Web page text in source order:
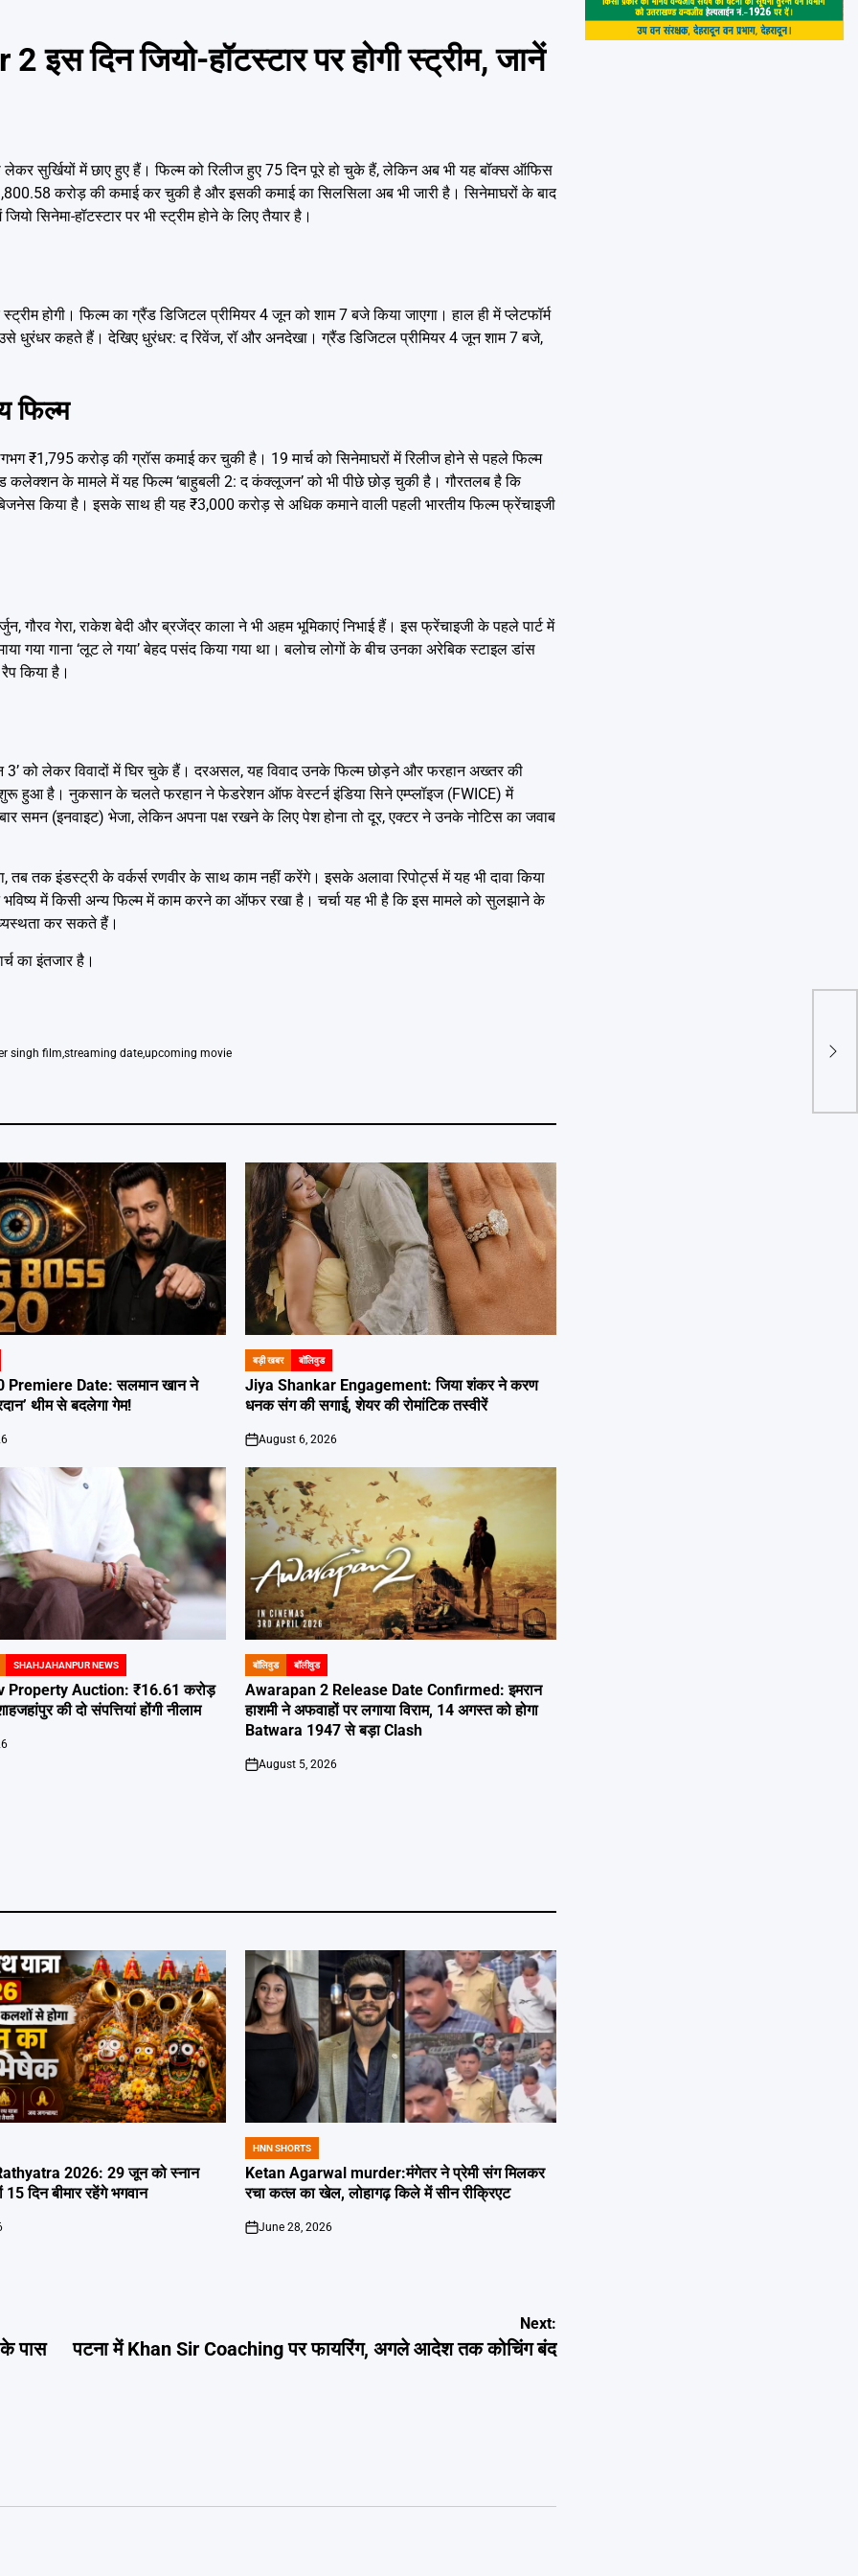
दिन जियो-हॉटस्टार पर होगी स्ट्रीम, जानें
लेकर सुर्खियों में छाए हुए हैं। फिल्म को रिलीज हुए 75 दिन पूरे हो चुके हैं, लेकिन अब भी यह बॉक्स ऑफिस
करोड़ की कमाई कर चुकी है और इसकी कमाई का सिलसिला अब भी जारी है। सिनेमाघरों के बाद
सिनेमा-हॉटस्टार पर भी स्ट्रीम होने के लिए तैयार है।
होगी। फिल्म का ग्रैंड डिजिटल प्रीमियर 4 जून को शाम 7 बजे किया जाएगा। हाल ही में प्लेटफॉर्म
धुरंधर कहते हैं। देखिए धुरंधर: द रिवेंज, रॉ और अनदेखा। ग्रैंड डिजिटल प्रीमियर 4 जून शाम 7 बजे,
फिल्म
₹1,795 करोड़ की ग्रॉस कमाई कर चुकी है। 19 मार्च को सिनेमाघरों में रिलीज होने से पहले फिल्म
कलेक्शन के मामले में यह फिल्म ‘बाहुबली 2: द कंक्लूजन’ को भी पीछे छोड़ चुकी है। गौरतलब है कि
किया है। इसके साथ ही यह ₹3,000 करोड़ से अधिक कमाने वाली पहली भारतीय फिल्म फ्रेंचाइजी
गौरव गेरा, राकेश बेदी और ब्रजेंद्र काला ने भी अहम भूमिकाएं निभाई हैं। इस फ्रेंचाइजी के पहले पार्ट में
गया गाना ‘लूट ले गया’ बेहद पसंद किया गया था। बलोच लोगों के बीच उनका अरेबिक स्टाइल डांस
किया है।
को लेकर विवादों में घिर चुके हैं। दरअसल, यह विवाद उनके फिल्म छोड़ने और फरहान अख्तर की
हुआ है। नुकसान के चलते फरहान ने फेडरेशन ऑफ वेस्टर्न इंडिया सिने एम्प्लॉइज (FWICE) में
समन (इनवाइट) भेजा, लेकिन अपना पक्ष रखने के लिए पेश होना तो दूर, एक्टर ने उनके नोटिस का जवाब
तक इंडस्ट्री के वर्कर्स रणवीर के साथ काम नहीं करेंगे। इसके अलावा रिपोर्ट्स में यह भी दावा किया
में किसी अन्य फिल्म में काम करने का ऑफर रखा है। चर्चा यह भी है कि इस मामले को सुलझाने के
कर सकते हैं।
का इंतजार है।
singh film streaming dateupcoming movie
Premiere Date: सलमान खान ने
थीम से बदलेगा गेम!
POSTED
IN
बड़ी खबर बॉलिवुड
Jiya Shankar Engagement: जिया शंकर ने करण
धनक संग की सगाई, शेयर की रोमांटिक तस्वीरें
on
August 6, 2026
SHAHJAHANPUR NEWS
Property Auction: ₹16.61 करोड़
की दो संपत्तियां होंगी नीलाम
POSTED
IN
बॉलिवुड बॉलीवुड
Awarapan 2 Release Date Confirmed: इमरान
हाशमी ने अफवाहों पर लगाया विराम, 14 अगस्त को होगा
Batwara 1947 से बड़ा Clash
on
August 5, 2026
2026: 29 जून को स्नान
15 दिन बीमार रहेंगे भगवान
POSTED
IN
HNN SHORTS
Ketan Agarwal murder:मंगेतर ने प्रेमी संग मिलकर
रचा कत्ल का खेल, लोहागढ़ किले में सीन रीक्रिएट
on
June 28, 2026
पास
Next:
पटना में Khan Sir Coaching पर फायरिंग, अगले आदेश तक कोचिंग बंद